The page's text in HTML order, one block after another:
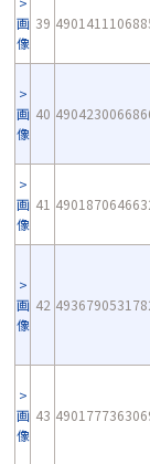
画
像
39
画
像
40
画
像
41
画
像
42
画
像
43